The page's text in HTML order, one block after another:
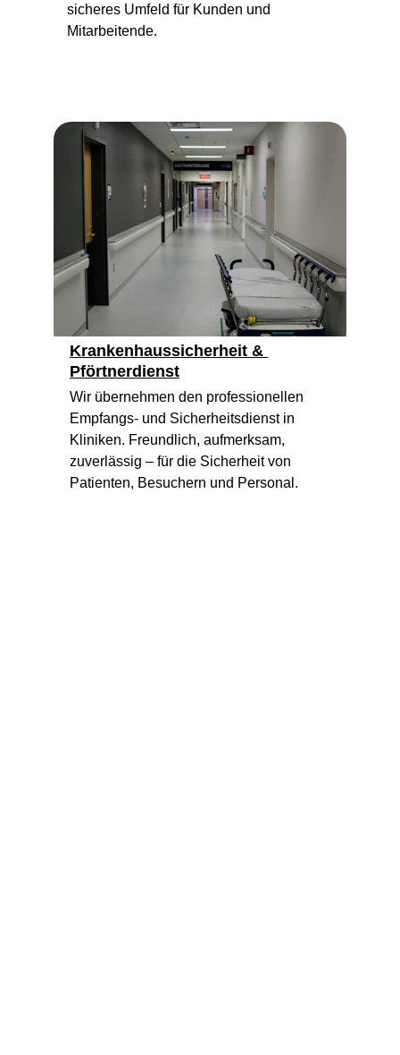
sicheres Umfeld für Kunden und
Mitarbeitende.
Wir übernehmen den professionellen
Empfangs- und Sicherheitsdienst in
Kliniken. Freundlich, aufmerksam,
zuverlässig – für die Sicherheit von
Patienten, Besuchern und Personal.
Krankenhaussicherheit &
Pförtnerdienst